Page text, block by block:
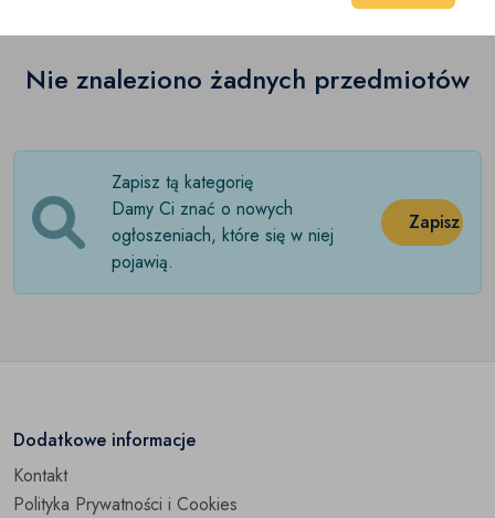
Nie znaleziono żadnych przedmiotów
Zapisz tą kategorię
Damy Ci znać o nowych
ogłoszeniach, które się w niej
pojawią.
Zapisz
Dodatkowe informacje
Kontakt
Polityka Prywatności i Cookies